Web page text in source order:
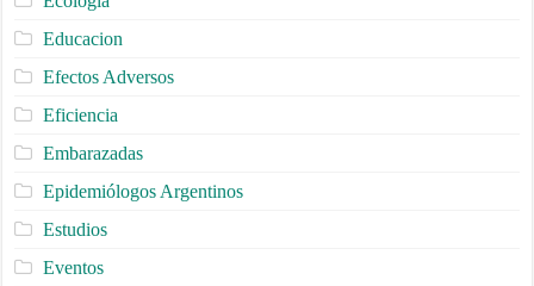
Educacion
Efectos Adversos
Eficiencia
Embarazadas
Epidemiólogos Argentinos
Estudios
Eventos